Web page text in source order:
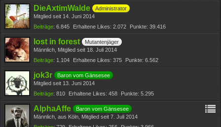
DieAxtimWalde
Administrator
Mitglied seit 14. Juni 2014
Beiträge 6.845 Erhaltene Likes 2.072 Punkte 39.416
lost in forest
Mutantenjäger
Männlich Mitglied seit 18. Juli 2014
Beiträge 1.104 Erhaltene Likes 375 Punkte 6.562
jok3r
Baron vom Gänsesee
Mitglied seit 13. Juni 2014
Beiträge 810 Erhaltene Likes 458 Punkte 5.295
AlphaAffe
Baron vom Gänsesee
Männlich aus Köln Mitglied seit 7. Juli 2014